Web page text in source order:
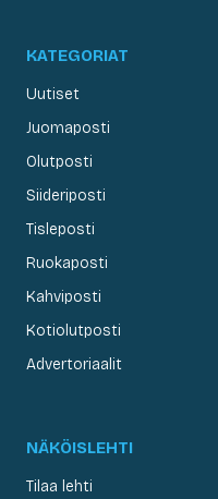
KATEGORIAT
Uutiset
Juomaposti
Olutposti
Siideriposti
Tisleposti
Ruokaposti
Kahviposti
Kotiolutposti
Advertoriaalit
NÄKÖISLEHTI
Tilaa lehti